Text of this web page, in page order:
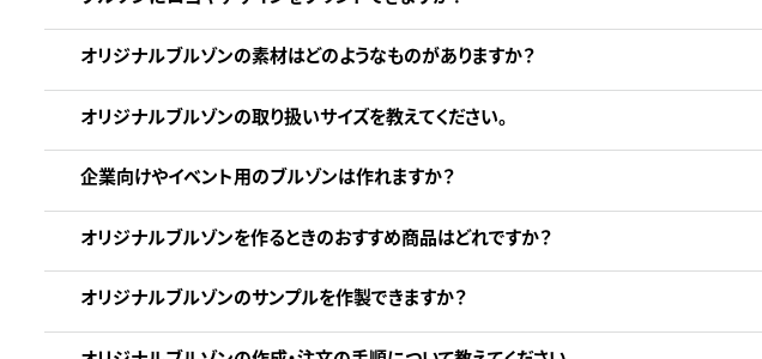
オリジナルブルゾンの素材はどのようなものがありますか？
オリジナルブルゾンの取り扱いサイズを教えてください。
企業向けやイベント用のブルゾンは作れますか？
オリジナルブルゾンを作るときのおすすめ商品はどれですか？
オリジナルブルゾンのサンプルを作製できますか？